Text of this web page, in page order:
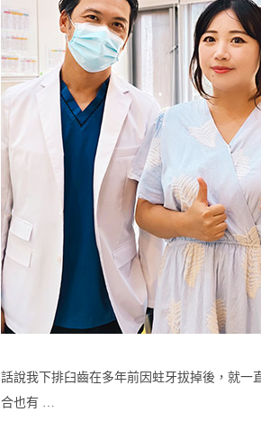
話說我下排臼齒在多年前因蛀牙拔掉後，就一
合也有 …